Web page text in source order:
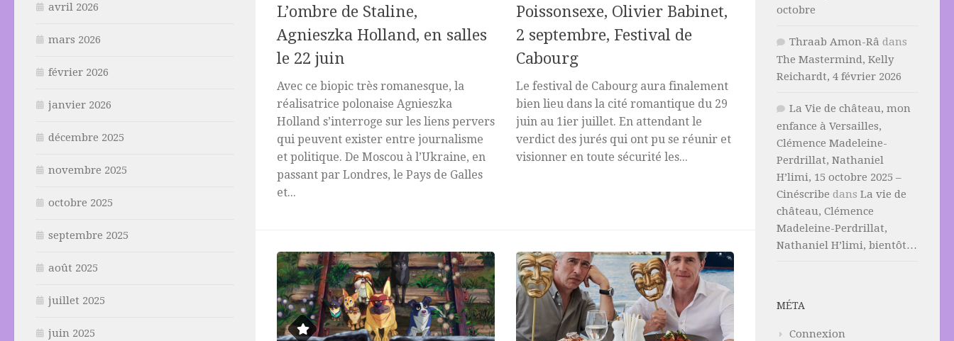
L’ombre de Staline,
Agnieszka Holland, en salles
le 22 juin
Avec ce biopic très romanesque, la
réalisatrice polonaise Agnieszka
Holland s’interroge sur les liens pervers
qui peuvent exister entre journalisme
et politique. De Moscou à l’Ukraine, en
passant par Londres, le Pays de Galles
et...
Poissonsexe, Olivier Babinet,
2 septembre, Festival de
Cabourg
Le festival de Cabourg aura finalement
bien lieu dans la cité romantique du 29
juin au 1ier juillet. En attendant le
verdict des jurés qui ont pu se réunir et
visionner en toute sécurité les...
avril 2026
mars 2026
février 2026
janvier 2026
décembre 2025
novembre 2025
octobre 2025
septembre 2025
août 2025
juillet 2025
juin 2025
octobre
Thraab Amon-Râ dans
The Mastermind, Kelly
Reichardt, 4 février 2026
La Vie de château, mon
enfance à Versailles,
Clémence Madeleine-
Perdrillat, Nathaniel
H’limi, 15 octobre 2025 –
Cinéscribe dans La vie de
château, Clémence
Madeleine-Perdrillat,
Nathaniel H’limi, bientôt…
MÉTA
Connexion